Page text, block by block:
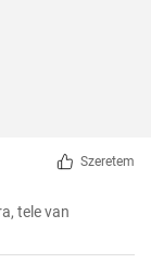
Szeretem
tele van